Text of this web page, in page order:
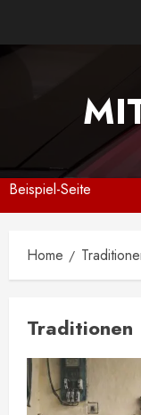
Beispiel-Seite
Home
Traditionen